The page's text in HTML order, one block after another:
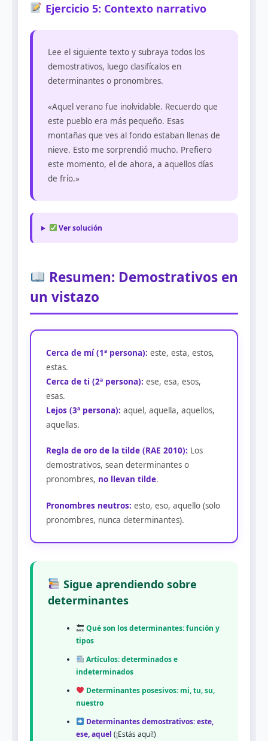
Ejercicio 5: Contexto narrativo
Lee el siguiente texto y subraya todos los
demostrativos, luego clasifícalos en
determinantes o pronombres.
«Aquel verano fue inolvidable. Recuerdo que
este pueblo era más pequeño. Esas
montañas que ves al fondo estaban llenas de
nieve. Esto me sorprendió mucho. Prefiero
este momento, el de ahora, a aquellos días
de frío.»
Ver solución
Resumen: Demostrativos en
un vistazo
Cerca de mí (1ª persona): este, esta, estos,
estas.
Cerca de ti (2ª persona): ese, esa, esos,
esas.
Lejos (3ª persona): aquel, aquella, aquellos,
aquellas.
Regla de oro de la tilde (RAE 2010): Los
demostrativos, sean determinantes o
pronombres, no llevan tilde.
Pronombres neutros: esto, eso, aquello (solo
pronombres, nunca determinantes).
Sigue aprendiendo sobre
determinantes
Qué son los determinantes: función y
tipos
Artículos: determinados e
indeterminados
Determinantes posesivos: mi, tu, su,
nuestro
Determinantes demostrativos: este,
ese, aquel (¡Estás aquí!)